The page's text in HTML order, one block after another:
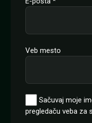
Veb mesto
Sačuvaj moje
pregledaču veba za